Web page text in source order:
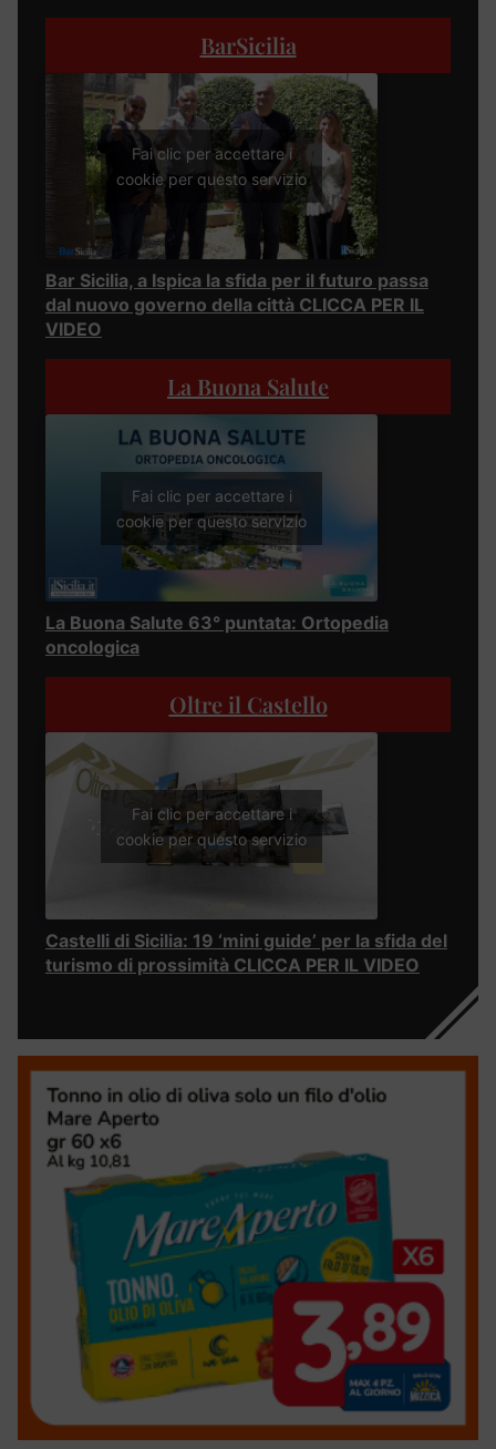
BarSicilia
Fai clic per accettare i
cookie per questo servizio
Bar Sicilia, a Ispica la sfida per il futuro passa
dal nuovo governo della città CLICCA PER IL
VIDEO
La Buona Salute
Fai clic per accettare i
cookie per questo servizio
La Buona Salute 63° puntata: Ortopedia
oncologica
Oltre il Castello
Fai clic per accettare i
cookie per questo servizio
Castelli di Sicilia: 19 ‘mini guide’ per la sfida del
turismo di prossimità CLICCA PER IL VIDEO